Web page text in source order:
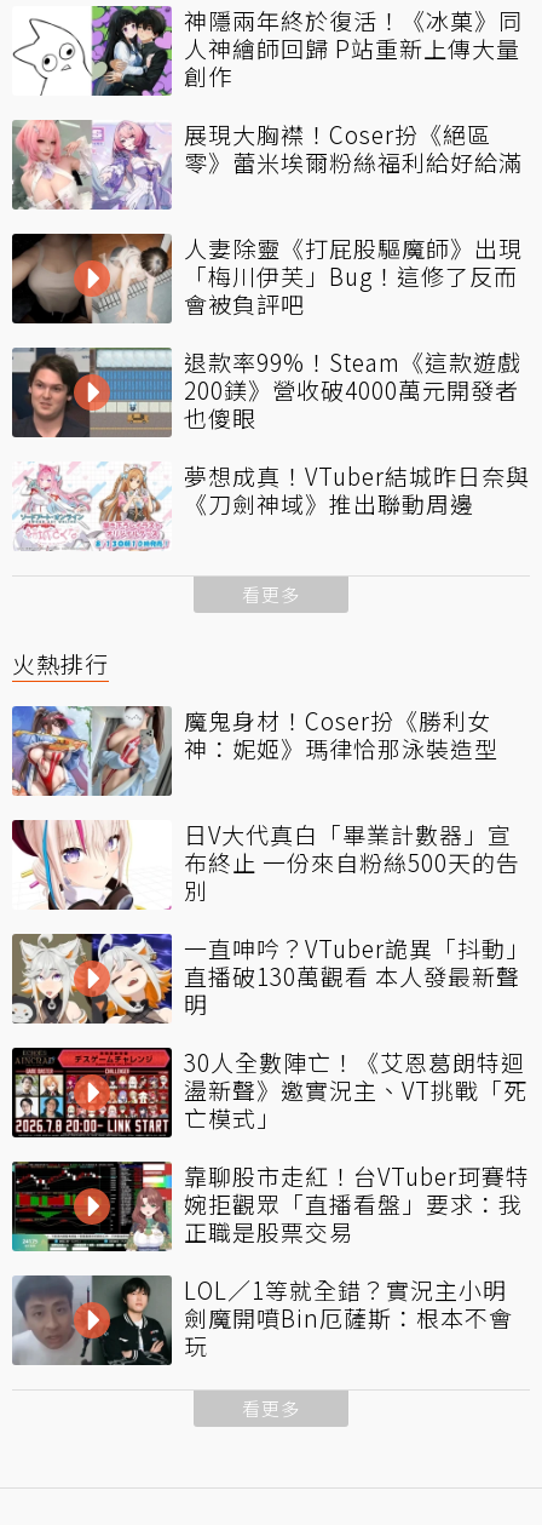
神隱兩年終於復活！《冰菓》同
人神繪師回歸 P站重新上傳大量
創作
展現大胸襟！Coser扮《絕區
零》蕾米埃爾粉絲福利給好給滿
人妻除靈《打屁股驅魔師》出現
「梅川伊芙」Bug！這修了反而
會被負評吧
退款率99%！Steam《這款遊戲
200鎂》營收破4000萬元開發者
也傻眼
夢想成真！VTuber結城昨日奈與
《刀劍神域》推出聯動周邊
看更多
火熱排行
魔鬼身材！Coser扮《勝利女
神：妮姬》瑪律恰那泳裝造型
日V大代真白「畢業計數器」宣
布終止 一份來自粉絲500天的告
別
一直呻吟？VTuber詭異「抖動」
直播破130萬觀看 本人發最新聲
明
30人全數陣亡！《艾恩葛朗特迴
盪新聲》邀實況主、VT挑戰「死
亡模式」
靠聊股市走紅！台VTuber珂賽特
婉拒觀眾「直播看盤」要求：我
正職是股票交易
LOL／1等就全錯？實況主小明
劍魔開噴Bin厄薩斯：根本不會
玩
看更多